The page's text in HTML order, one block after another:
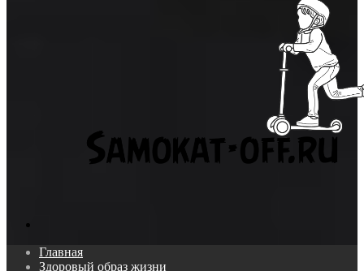
Главная
Здоровый образ жизни